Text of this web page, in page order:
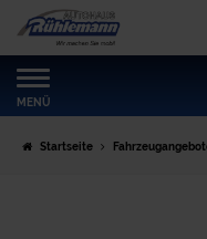
Zum
Hauptinhalt
springen
MENÜ
Startseite